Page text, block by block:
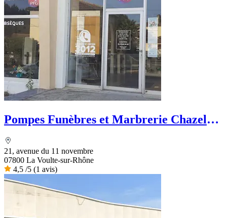
Pompes Funèbres et Marbrerie Chazel
21, avenue du 11 novembre
07800 La Voulte-sur-Rhône
4,5 /5 (1 avis)